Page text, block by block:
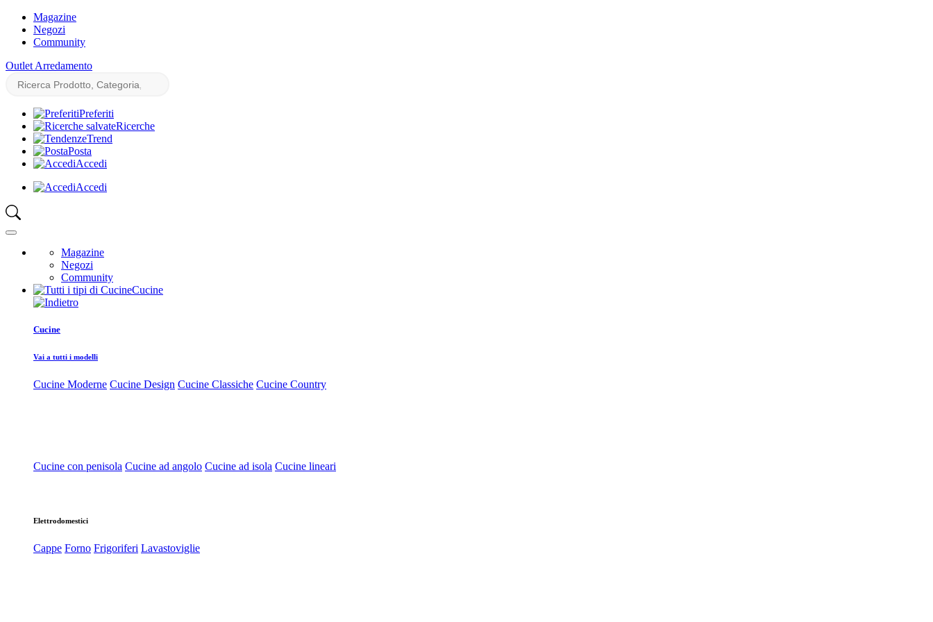
Magazine
Negozi
Community
Outlet Arredamento
Preferiti
Ricerche
Trend
Posta
Accedi
Accedi
Magazine
Negozi
Community
Cucine
Cucine
Vai a tutti i modelli
Cucine Moderne Cucine Design Cucine Classiche Cucine Country
Cucine con penisola Cucine ad angolo Cucine ad isola Cucine lineari
Elettrodomestici
Cappe Forno Frigoriferi Lavastoviglie